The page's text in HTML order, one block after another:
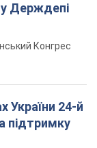
у Держдепі
Конгрес
України 24-й
підтримку